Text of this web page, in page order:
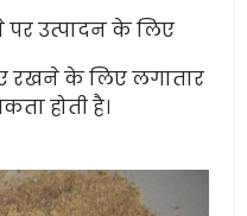
उत्पादन के लिए
रखने के लिए लगातार
होती है।